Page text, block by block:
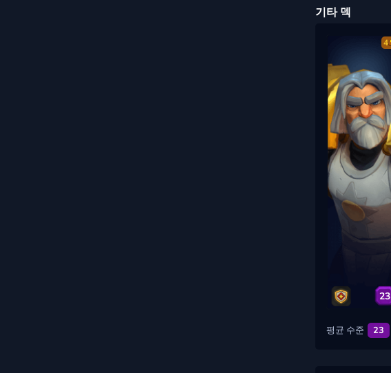
기타 덱
4
23
평균 수준 23